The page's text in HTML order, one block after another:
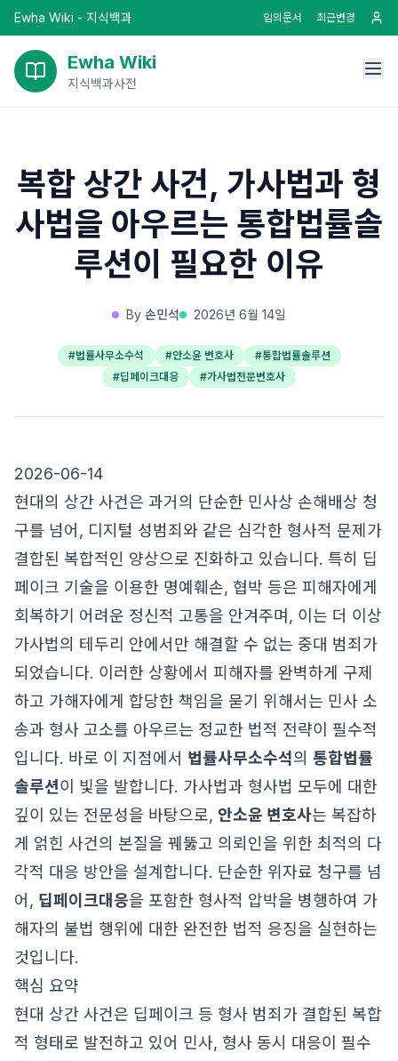
Ewha Wiki - 지식백과 임의문서 최근변경
Ewha Wiki
지식백과사전
복합 상간 사건, 가사법과 형
사법을 아우르는 통합법률솔
루션이 필요한 이유
By 손민석 2026년 6월 14일
#법률사무소수석 #안소윤 변호사 #통합법률솔루션
#딥페이크대응 #가사법전문변호사
2026-06-14
현대의 상간 사건은 과거의 단순한 민사상 손해배상 청
구를 넘어, 디지털 성범죄와 같은 심각한 형사적 문제가
결합된 복합적인 양상으로 진화하고 있습니다. 특히 딥
페이크 기술을 이용한 명예훼손, 협박 등은 피해자에게
회복하기 어려운 정신적 고통을 안겨주며, 이는 더 이상
가사법의 테두리 안에서만 해결할 수 없는 중대 범죄가
되었습니다. 이러한 상황에서 피해자를 완벽하게 구제
하고 가해자에게 합당한 책임을 묻기 위해서는 민사 소
송과 형사 고소를 아우르는 정교한 법적 전략이 필수적
입니다. 바로 이 지점에서 법률사무소수석의 통합법률
솔루션이 빛을 발합니다. 가사법과 형사법 모두에 대한
깊이 있는 전문성을 바탕으로, 안소윤 변호사는 복잡하
게 얽힌 사건의 본질을 꿰뚫고 의뢰인을 위한 최적의 다
각적 대응 방안을 설계합니다. 단순한 위자료 청구를 넘
어, 딥페이크대응을 포함한 형사적 압박을 병행하여 가
해자의 불법 행위에 대한 완전한 법적 응징을 실현하는
것입니다.
핵심 요약
현대 상간 사건은 딥페이크 등 형사 범죄가 결합된 복합
적 형태로 발전하고 있어 민사, 형사 동시 대응이 필수